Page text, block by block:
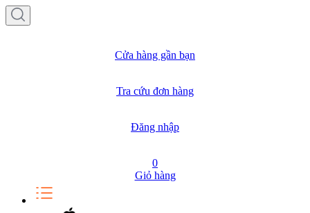
Cửa hàng gần bạn
Tra cứu đơn hàng
Đăng nhập
0
Giỏ hàng